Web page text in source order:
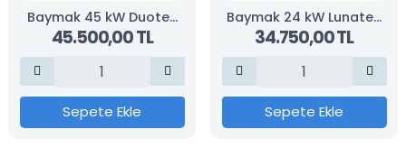
Baymak 45 kW Duotec
Tam Yoğuşmalı Kombi
45.500,00 TL
Sepete Ekle
Baymak 24 kW Lunatec
Tam Yoğuşmalı Kombi
34.750,00 TL
Sepete Ekle